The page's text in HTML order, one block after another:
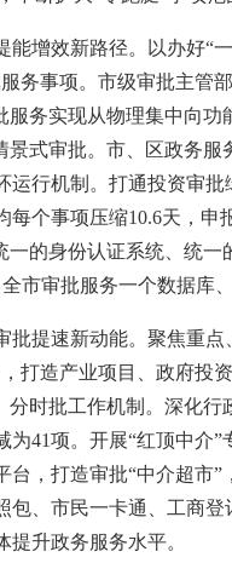
效新路径。以办好“一
务事项。市级审批主管
服务实现从物理集中向
景式审批。市、区政务
运行机制。打通投资审
每个事项压缩10.6天，
一的身份认证系统、统
市审批服务一个数据库
提速新动能。聚焦重点
打造产业项目、政府投
分时批工作机制。深化
为41项。开展“红顶中
台，打造审批“中介超市
包、市民一卡通、工商
升政务服务水平。